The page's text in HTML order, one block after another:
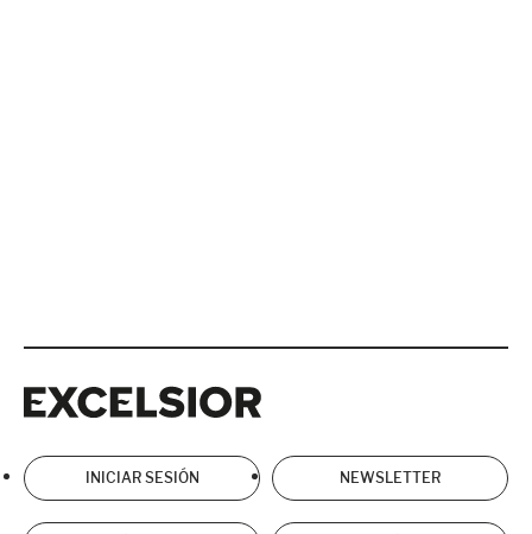
INICIAR SESIÓN NEWSLETTER